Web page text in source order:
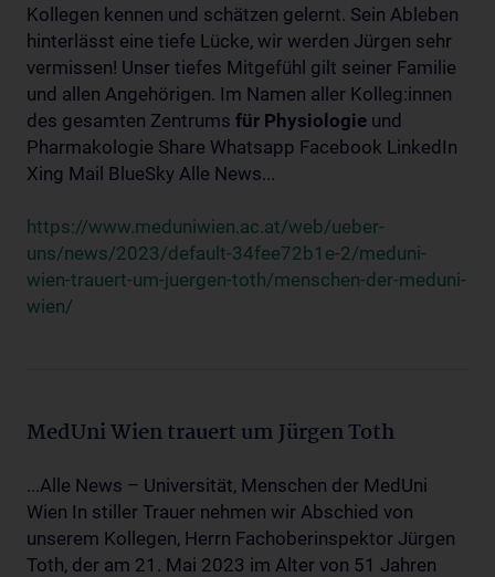
Kollegen kennen und schätzen gelernt. Sein Ableben
hinterlässt eine tiefe Lücke, wir werden Jürgen sehr
vermissen! Unser tiefes Mitgefühl gilt seiner Familie
und allen Angehörigen. Im Namen aller Kolleg:innen
des gesamten Zentrums für Physiologie und
Pharmakologie Share Whatsapp Facebook LinkedIn
Xing Mail BlueSky Alle News...
https://www.meduniwien.ac.at/web/ueber-
uns/news/2023/default-34fee72b1e-2/meduni-
wien-trauert-um-juergen-toth/menschen-der-meduni-
wien/
MedUni Wien trauert um Jürgen Toth
...Alle News – Universität, Menschen der MedUni
Wien In stiller Trauer nehmen wir Abschied von
unserem Kollegen, Herrn Fachoberinspektor Jürgen
Toth, der am 21. Mai 2023 im Alter von 51 Jahren